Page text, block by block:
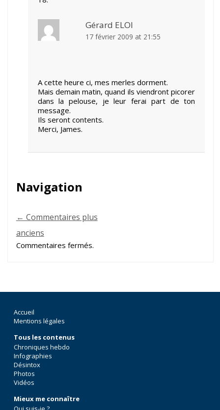
Gérard ELOI
17 février 2009 at 21:55
A cette heure ci, mes merles dorment.
Mais demain matin, quand ils viendront picorer
dans la pelouse, je leur ferai part de ton
message.
Ils seront contents.
Merci, James.
Navigation
← Commentaires plus
anciens
Commentaires fermés.
Accueil
Mentions légales
Tous les contenus
Chroniques hebdo
Infographies
Désintox
Photos
Vidéos
Mieux me connaître